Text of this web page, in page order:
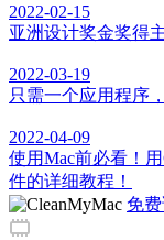
2022-02-15
亚洲设计奖金奖得
2022-03-19
只需一个应用程序
2022-04-09
使用Mac前必看！
件的详细教程！
免